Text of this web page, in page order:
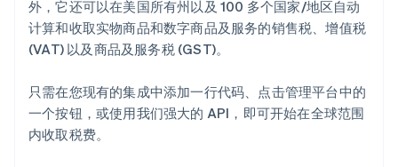
外，它还可以在美国所有州以及 100 多个国家/地区自动
计算和收取实物商品和数字商品及服务的销售税、增值税
(VAT) 以及商品及服务税 (GST)。
只需在您现有的集成中添加一行代码、点击管理平台中的
一个按钮，或使用我们强大的 API，即可开始在全球范围
内收取税费。